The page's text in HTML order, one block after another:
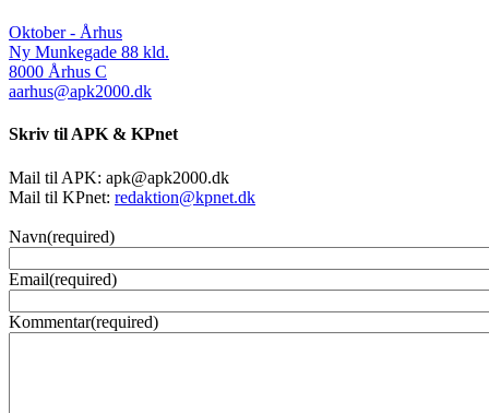
Oktober - Århus
Ny Munkegade 88 kld.
8000 Århus C
aarhus@apk2000.dk
Skriv til APK & KPnet
Mail til APK: apk@apk2000.dk
Mail til KPnet: redaktion@kpnet.dk
Navn(required)
Email(required)
Kommentar(required)